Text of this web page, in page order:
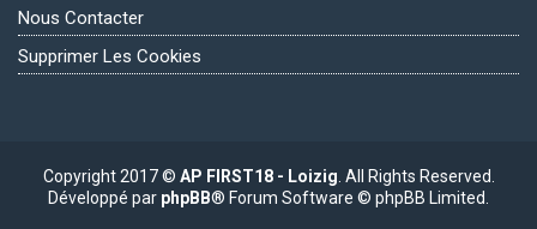
Nous Contacter
Supprimer Les Cookies
Copyright 2017 © AP FIRST18 - Loizig . All Rights Reserved.
Développé par phpBB® Forum Software © phpBB Limited.